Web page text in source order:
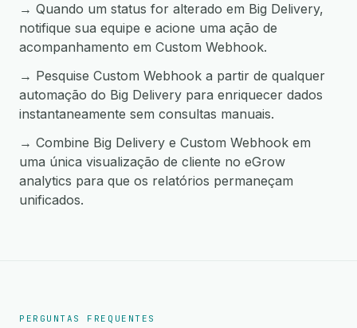
→ Quando um status for alterado em Big Delivery,
notifique sua equipe e acione uma ação de
acompanhamento em Custom Webhook.
→ Pesquise Custom Webhook a partir de qualquer
automação do Big Delivery para enriquecer dados
instantaneamente sem consultas manuais.
→ Combine Big Delivery e Custom Webhook em
uma única visualização de cliente no eGrow
analytics para que os relatórios permaneçam
unificados.
PERGUNTAS FREQUENTES